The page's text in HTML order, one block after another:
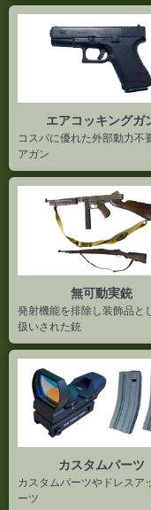
エアコッキングガ
コスパに優れた外部動力不
アガン
無可動実銃
発射機能を排除し装飾品と
扱いされた銃
カスタムパーツ
カスタムパーツやドレスア
ーツ